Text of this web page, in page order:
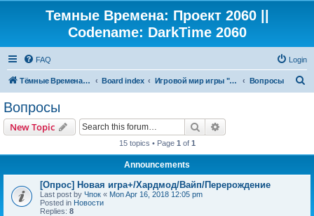
Темные Времена: Проект 2060 ||
Codename: DarkTime 2060
FAQ Login
Тёмные Времена: Проект 2060 Board index Игровой мир игры "Темные Времена" Вопросы
Вопросы
New Topic Search
15 topics • Page 1 of 1
Announcements
[Опрос] Новая игра+/Хардмод/Вайп/Перерождение
Last post by Чпок « Mon Apr 16, 2018 12:05 pm
Posted in Новости
Replies: 8